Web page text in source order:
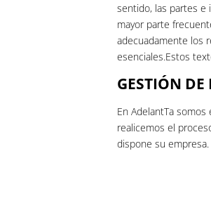
sentido, las partes e
mayor parte
adecuadamente los
esenciales.Estos
GESTIÓN
En AdelantTa
realicemos el
dispone su empresa.